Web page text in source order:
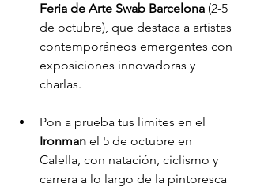
Feria de Arte Swab Barcelona (2-5
de octubre), que destaca a artistas
contemporáneos emergentes con
exposiciones innovadoras y
charlas.
Pon a prueba tus límites en el
Ironman el 5 de octubre en
Calella, con natación, ciclismo y
carrera a lo largo de la pintoresca